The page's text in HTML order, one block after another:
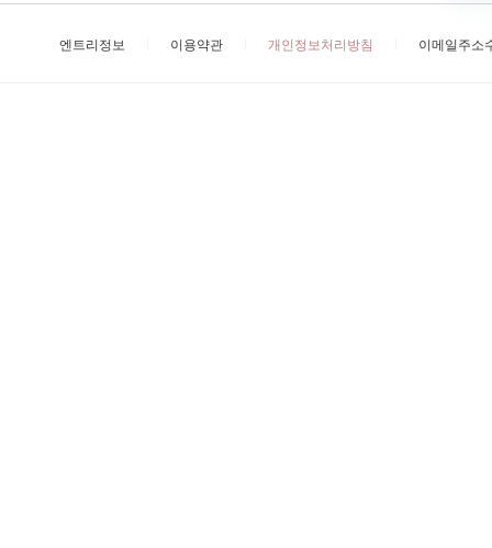
엔트리정보 이용약관 개인정보처리방침 이메일주소